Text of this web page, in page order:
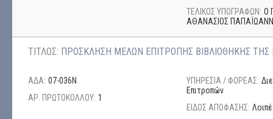
ΤΕΛΙΚΟΣ ΥΠΟΓΡΑΦΩΝ: Ο
ΑΘΑΝΑΣΙΟΣ
ΤΙΤΛΟΣ: ΠΡΟΣΚΛΗΣΗ ΜΕΛΩΝ ΕΠΙΤΡΟΠΗΣ ΒΙΒΛΙΟΘΗΚΗΣ ΤΗΣ
ΑΔΑ: 07-036Ν
ΑΡ. ΠΡΩΤΟΚΟΛΛΟΥ: 1
ΥΠΗΡΕΣΙΑ / ΦΟΡΕΑΣ:
Επιτροπών
ΕΙΔΟΣ ΑΠΟΦΑΣΗΣ: